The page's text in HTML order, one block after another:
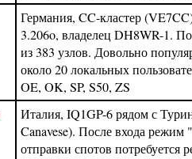
Германия, CC-кластер
3.206o, владелец DH8WR-1.
из 383 узлов. Довольно
около 20 локальных
OE, OK, SP, S50, ZS
Италия, IQ1GP-6 рядом с
Canavese). После входа режим
отправки спотов потребуется